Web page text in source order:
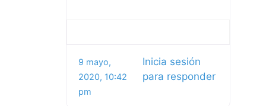
9 mayo,
2020, 10:42
pm
Inicia sesión
para responder